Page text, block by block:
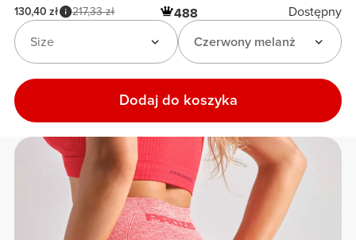
130,40 zł 217,33 zł 488
Dostępny
Czerwony melanż
Size
Dodaj do koszyka